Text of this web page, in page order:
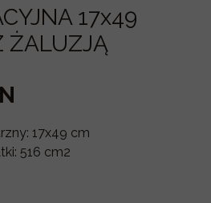
17x49 cm
516 cm2
17x49
ŻALUZJĄ